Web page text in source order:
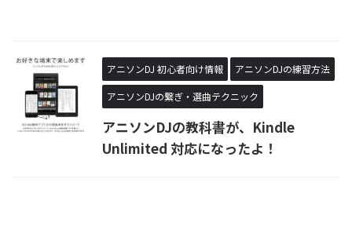
アニソンDJ 初心者向け情報 アニソンDJの練習方法
アニソンDJの繋ぎ・選曲テクニック
アニソンDJの教科書が、Kindle
Unlimited 対応になったよ！